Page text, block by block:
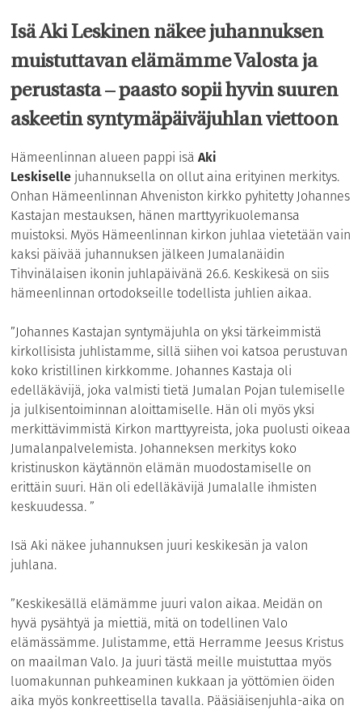
Isä Aki Leskinen näkee juhannuksen
muistuttavan elämämme Valosta ja
perustasta – paasto sopii hyvin suuren
askeetin syntymäpäiväjuhlan viettoon
Hämeenlinnan alueen pappi isäAki
Leskiselle juhannuksella on ollut aina erityinen merkitys.
Onhan Hämeenlinnan Ahveniston kirkko pyhitetty Johannes
Kastajan mestauksen, hänen marttyyrikuolemansa
muistoksi. Myös Hämeenlinnan kirkon juhlaa vietetään vain
kaksi päivää juhannuksen jälkeen Jumalanäidin
Tihvinälaisen ikonin juhlapäivänä 26.6. Keskikesä on siis
hämeenlinnan ortodokseille todellista juhlien aikaa.
”Johannes Kastajan syntymäjuhla on yksi tärkeimmistä
kirkollisista juhlistamme, sillä siihen voi katsoa perustuvan
koko kristillinen kirkkomme. Johannes Kastaja oli
edelläkävijä, joka valmisti tietä Jumalan Pojan tulemiselle
ja julkisentoiminnan aloittamiselle. Hän oli myös yksi
merkittävimmistä Kirkon marttyyreista, joka puolusti oikeaa
Jumalanpalvelemista. Johanneksen merkitys koko
kristinuskon käytännön elämän muodostamiselle on
erittäin suuri. Hän oli edelläkävijä Jumalalle ihmisten
keskuudessa. ”
Isä Aki näkee juhannuksen juuri keskikesän ja valon
juhlana.
”Keskikesällä elämämme juuri valon aikaa. Meidän on
hyvä pysähtyä ja miettiä, mitä on todellinen Valo
elämässämme. Julistamme, että Herramme Jeesus Kristus
on maailman Valo. Ja juuri tästä meille muistuttaa myös
luomakunnan puhkeaminen kukkaan ja yöttömien öiden
aika myös konkreettisella tavalla. Pääsiäisenjuhla-aika on